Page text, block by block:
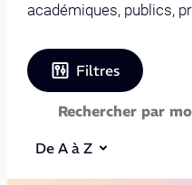
académiques, publics,
Filtres
De A à Z